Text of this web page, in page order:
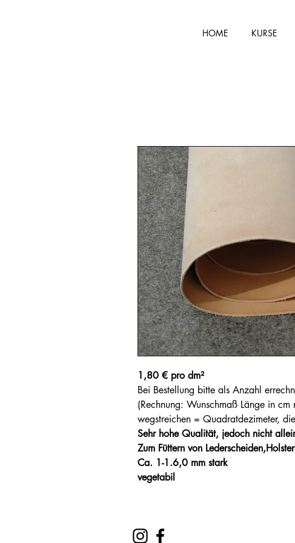
HOME KURSE
1,80 € pro dm²
Bei Bestellung bitte als Anzahl
(Rechnung: Wunschmaß Länge in cm
wegstreichen = Quadratdezimeter,
Sehr hohe Qualität, jedoch nicht
Zum Füttern von
Ca. 1-1.6,0 mm stark
vegetabil